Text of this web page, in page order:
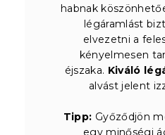
habnak
légáramlást
elvezetni a
kényelmesen
éjszaka. Kiváló
alvást jelent
Tipp: Győződjön
egy minőségi